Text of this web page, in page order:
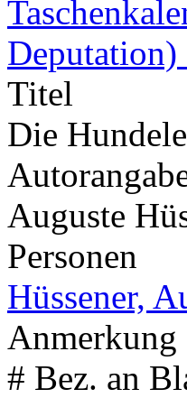
Titel
Die
Auguste
Personen
Hüssener,
Anmerkung
# Bez. an